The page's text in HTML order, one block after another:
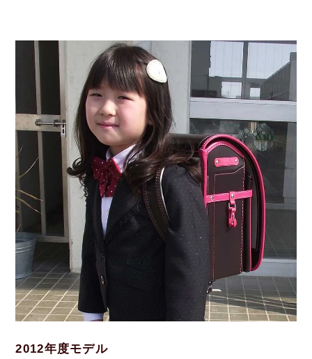
2012年度モデル